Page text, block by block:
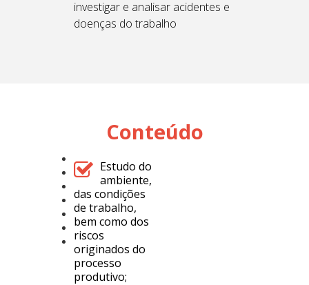
investigar e analisar acidentes e
doenças do trabalho
Conteúdo
Estudo do
ambiente,
das condições
de trabalho,
bem como dos
riscos
originados do
processo
produtivo;